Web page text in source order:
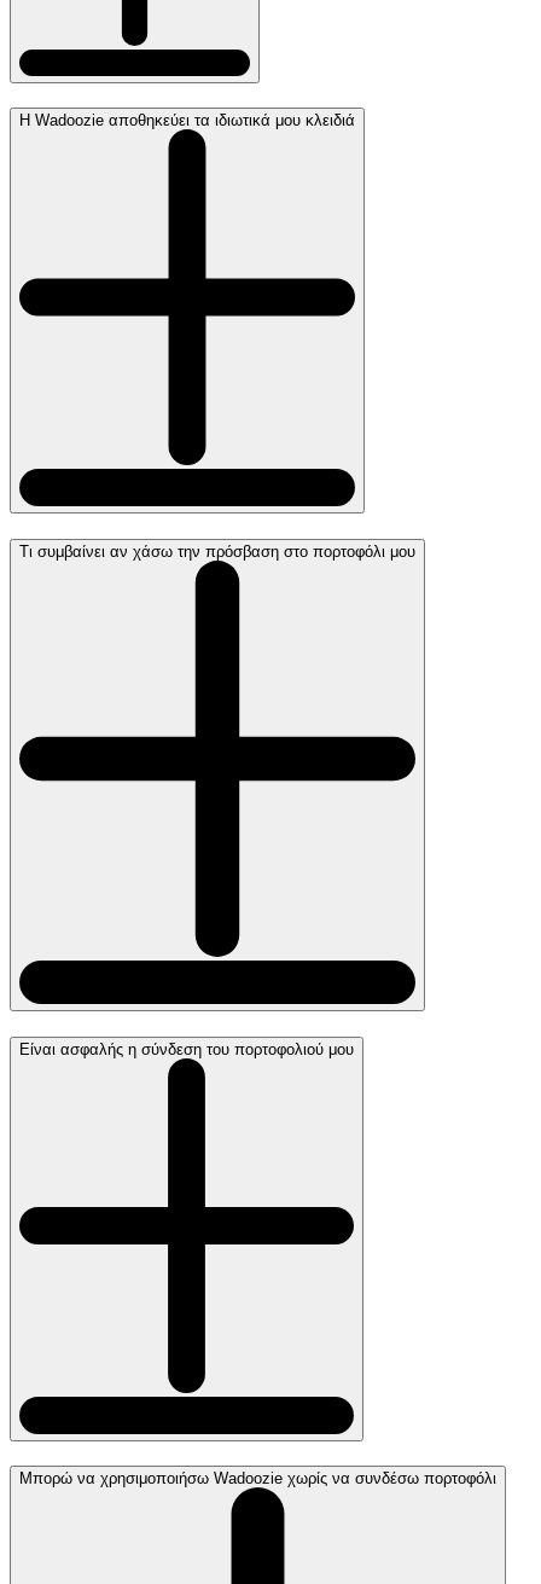
Η Wadoozie αποθηκεύει τα ιδιωτικά μου κλειδιά
Τι συμβαίνει αν χάσω την πρόσβαση στο πορτοφόλι μου
Είναι ασφαλής η σύνδεση του πορτοφολιού μου
Μπορώ να χρησιμοποιήσω Wadoozie χωρίς να συνδέσω πορτοφόλι